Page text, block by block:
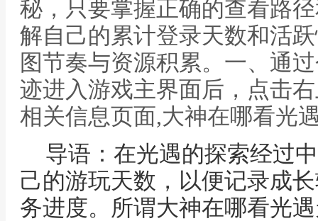
秘，只要掌握正确的查看路
解自己的累计登录天数和活
图节奏与资源积累。一、通
迹进入游戏主界面后，点击
相关信息页面,大神在哪看光
导语：在光遇的探索经过
己的游玩天数，以便记录成
务进度。所谓大神在哪看光